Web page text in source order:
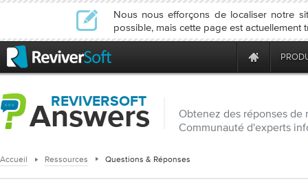
Nous nous efforçons de localiser notre
possible, mais cette page est
REVIVERSOFT
Answers
Obtenez des réponses de
Communauté d'experts
Accueil Ressources Questions & Réponses